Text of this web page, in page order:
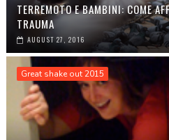
TERREMOTO E BAMBINI: COME
TRAUMA
AUGUST 27, 2016
Great shake out 2015